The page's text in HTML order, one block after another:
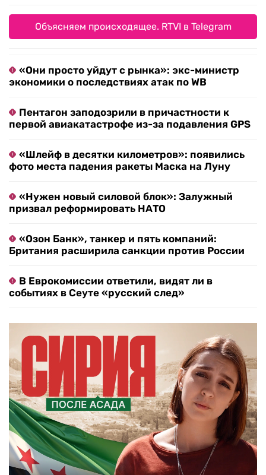
Объясняем происходящее. RTVI в Telegram
«Они просто уйдут с рынка»: экс-министр
экономики о последствиях атак по WB
Пентагон заподозрили в причастности к
первой авиакатастрофе из-за подавления GPS
«Шлейф в десятки километров»: появились
фото места падения ракеты Маска на Луну
«Нужен новый силовой блок»: Залужный
призвал реформировать НАТО
«Озон Банк», танкер и пять компаний:
Британия расширила санкции против России
В Еврокомиссии ответили, видят ли в
событиях в Сеуте «русский след»